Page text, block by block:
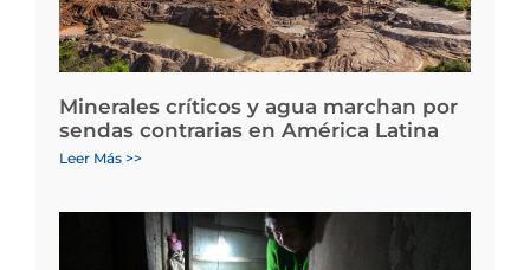
Minerales críticos y agua marchan por
sendas contrarias en América Latina
Leer Más >>